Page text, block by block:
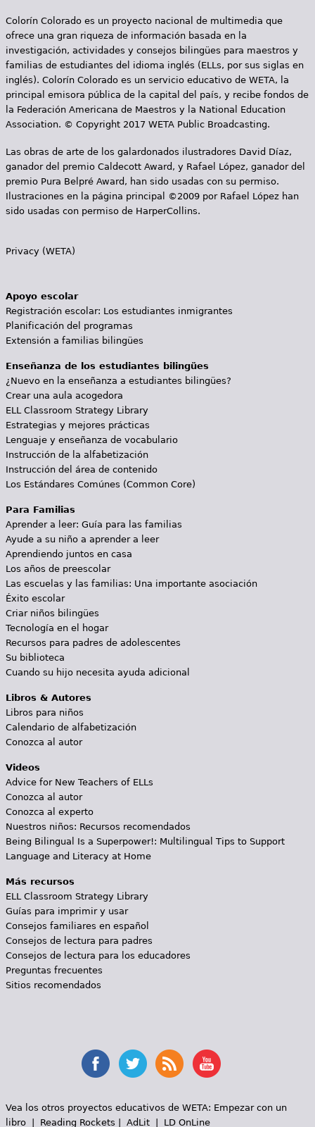
a
s
Colorín Colorado es un proyecto nacional de multimedia que
ofrece una gran riqueza de información basada en la
investigación, actividades y consejos bilingües para maestros y
familias de estudiantes del idioma inglés (ELLs, por sus siglas en
inglés). Colorín Colorado es un servicio educativo de WETA, la
principal emisora pública de la capital del país, y recibe fondos de
la Federación Americana de Maestros y la National Education
Association. © Copyright 2017 WETA Public Broadcasting.
Las obras de arte de los galardonados ilustradores David Díaz,
ganador del premio Caldecott Award, y Rafael López, ganador del
premio Pura Belpré Award, han sido usadas con su permiso.
Ilustraciones en la página principal ©2009 por Rafael López han
sido usadas con permiso de HarperCollins.
Privacy (WETA)
Apoyo escolar
Registración escolar: Los estudiantes inmigrantes
Planificación del programas
Extensión a familias bilingües
Enseñanza de los estudiantes bilingües
¿Nuevo en la enseñanza a estudiantes bilingües?
Crear una aula acogedora
ELL Classroom Strategy Library
Estrategias y mejores prácticas
Lenguaje y enseñanza de vocabulario
Instrucción de la alfabetización
Instrucción del área de contenido
Los Estándares Comúnes (Common Core)
Para Familias
Aprender a leer: Guía para las familias
Ayude a su niño a aprender a leer
Aprendiendo juntos en casa
Los años de preescolar
Las escuelas y las familias: Una importante asociación
Éxito escolar
Criar niños bilingües
Tecnología en el hogar
Recursos para padres de adolescentes
Su biblioteca
Cuando su hijo necesita ayuda adicional
Libros & Autores
Libros para niños
Calendario de alfabetización
Conozca al autor
Videos
Advice for New Teachers of ELLs
Conozca al autor
Conozca al experto
Nuestros niños: Recursos recomendados
Being Bilingual Is a Superpower!: Multilingual Tips to Support
Language and Literacy at Home
Más recursos
ELL Classroom Strategy Library
Guías para imprimir y usar
Consejos familiares en español
Consejos de lectura para padres
Consejos de lectura para los educadores
Preguntas frecuentes
Sitios recomendados
Vea los otros proyectos educativos de WETA: Empezar con un
libro| Reading Rockets AdLit| LD OnLine